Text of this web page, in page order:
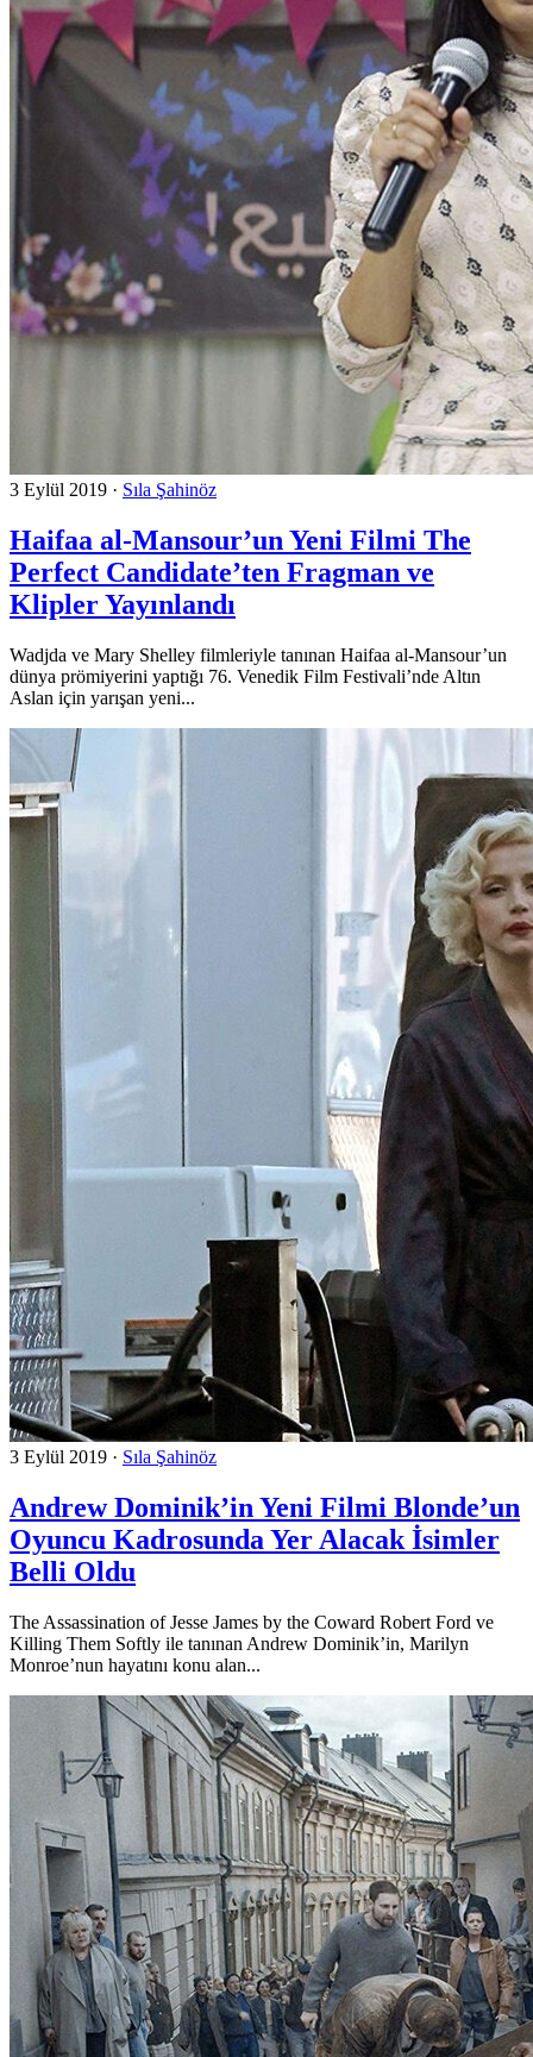
3 Eylül 2019 · Sıla Şahinöz
Haifaa al-Mansour’un Yeni Filmi The
Perfect Candidate’ten Fragman ve
Klipler Yayınlandı
Wadjda ve Mary Shelley filmleriyle tanınan Haifaa al-Mansour’un
dünya prömiyerini yaptığı 76. Venedik Film Festivali’nde Altın
Aslan için yarışan yeni...
3 Eylül 2019 · Sıla Şahinöz
Andrew Dominik’in Yeni Filmi Blonde’un
Oyuncu Kadrosunda Yer Alacak İsimler
Belli Oldu
The Assassination of Jesse James by the Coward Robert Ford ve
Killing Them Softly ile tanınan Andrew Dominik’in, Marilyn
Monroe’nun hayatını konu alan...